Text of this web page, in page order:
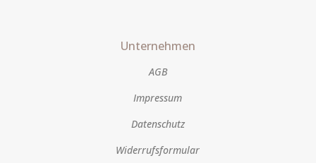
Unternehmen
AGB
Impressum
Datenschutz
Widerrufsformular